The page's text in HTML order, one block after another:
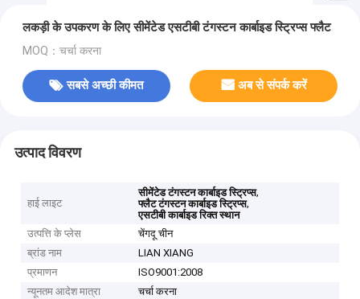
लकड़ी के उपकरण के लिए सीमेंटेड एसटीबी टंगस्टन कार्बाइड स्ट्रिप्स फ्लैट
MOQ：चर्चा करना
सबसे अच्छी कीमत अब से संपर्क करें
उत्पाद विवरण
हाई लाइट
सीमेंटेड टंगस्टन कार्बाइड स्ट्रिप्स,
फ्लैट टंगस्टन कार्बाइड स्ट्रिप्स,
एसटीबी कार्बाइड रिक्त स्थान
उत्पत्ति के प्लेस
चेंगदू चीन
ब्रांड नाम
LIAN XIANG
प्रमाणन
ISO9001:2008
न्यूनतम आदेश मात्रा
चर्चा करना